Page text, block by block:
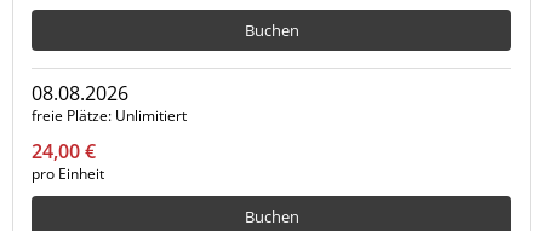
Buchen
08.08.2026
freie Plätze Unlimitiert
24,00 €
pro Einheit
Buchen